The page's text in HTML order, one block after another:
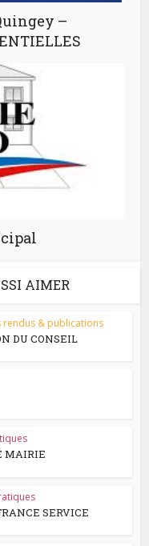
–
AIMER
rendus & publications
DU CONSEIL
MAIRIE
SERVICE